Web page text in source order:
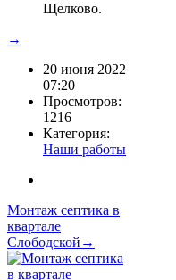
Щелково.
→
20 июня 2022
07:20
Просмотров:
1216
Категория:
Наши работы
Монтаж септика в
квартале
Слободской→